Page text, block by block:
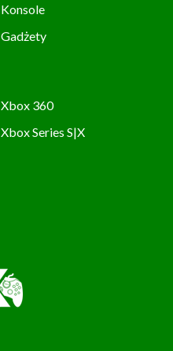
Konsole
Gadżety
Xbox 360
Xbox Series S|X